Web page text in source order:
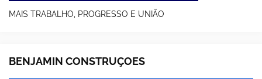
MAIS TRABALHO, PROGRESSO E UNIÃO
BENJAMIN CONSTRUÇOES